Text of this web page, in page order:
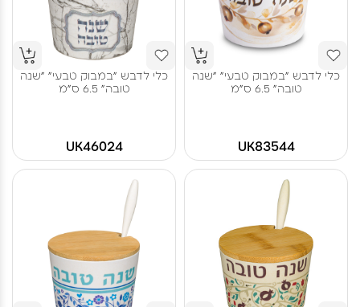
כלי לדבש "במבוק טבעי" "שנה
טובה" 6.5 ס"מ
UK83544
כלי לדבש "במבוק טבעי" "שנה
טובה" 6.5 ס"מ
UK46024